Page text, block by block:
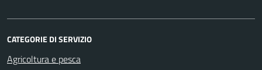
CATEGORIE DI SERVIZIO
Agricoltura e pesca